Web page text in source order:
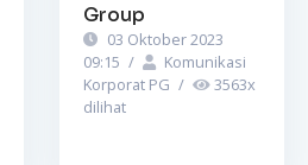
Group
03 Oktober 2023
09:15 /
Komunikasi
Korporat PG / 3563x
dilihat